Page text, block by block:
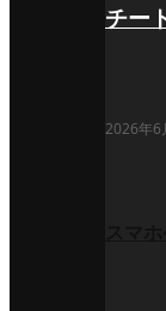
チー
2026年6